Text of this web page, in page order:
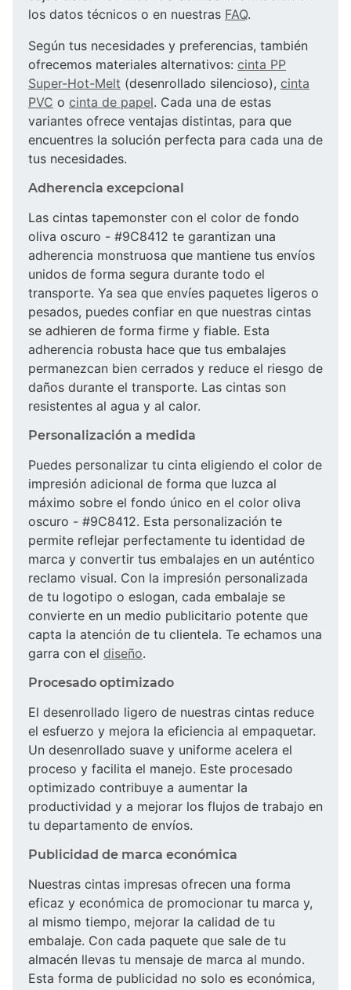
los datos técnicos o en nuestras FAQ.
Según tus necesidades y preferencias, también
ofrecemos materiales alternativos: cinta PP
Super-Hot-Melt (desenrollado silencioso), cinta
PVC o cinta de papel. Cada una de estas
variantes ofrece ventajas distintas, para que
encuentres la solución perfecta para cada una de
tus necesidades.
Adherencia excepcional
Las cintas tapemonster con el color de fondo
oliva oscuro - #9C8412 te garantizan una
adherencia monstruosa que mantiene tus envíos
unidos de forma segura durante todo el
transporte. Ya sea que envíes paquetes ligeros o
pesados, puedes confiar en que nuestras cintas
se adhieren de forma firme y fiable. Esta
adherencia robusta hace que tus embalajes
permanezcan bien cerrados y reduce el riesgo de
daños durante el transporte. Las cintas son
resistentes al agua y al calor.
Personalización a medida
Puedes personalizar tu cinta eligiendo el color de
impresión adicional de forma que luzca al
máximo sobre el fondo único en el color oliva
oscuro - #9C8412. Esta personalización te
permite reflejar perfectamente tu identidad de
marca y convertir tus embalajes en un auténtico
reclamo visual. Con la impresión personalizada
de tu logotipo o eslogan, cada embalaje se
convierte en un medio publicitario potente que
capta la atención de tu clientela. Te echamos una
garra con el diseño.
Procesado optimizado
El desenrollado ligero de nuestras cintas reduce
el esfuerzo y mejora la eficiencia al empaquetar.
Un desenrollado suave y uniforme acelera el
proceso y facilita el manejo. Este procesado
optimizado contribuye a aumentar la
productividad y a mejorar los flujos de trabajo en
tu departamento de envíos.
Publicidad de marca económica
Nuestras cintas impresas ofrecen una forma
eficaz y económica de promocionar tu marca y,
al mismo tiempo, mejorar la calidad de tu
embalaje. Con cada paquete que sale de tu
almacén llevas tu mensaje de marca al mundo.
Esta forma de publicidad no solo es económica,